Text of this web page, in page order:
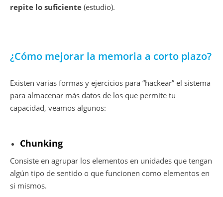
repite lo suficiente (estudio).
¿Cómo mejorar la memoria a corto plazo?
Existen varias formas y ejercicios para “hackear” el sistema
para almacenar más datos de los que permite tu
capacidad, veamos algunos:
Chunking
Consiste en agrupar los elementos en unidades que tengan
algún tipo de sentido o que funcionen como elementos en
si mismos.